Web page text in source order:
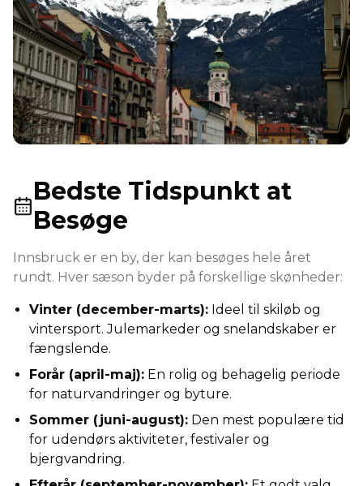
Bedste Tidspunkt at
Besøge
Innsbruck er en by, der kan besøges hele året
rundt. Hver sæson byder på forskellige skønheder:
Vinter (december-marts): Ideel til skiløb og
vintersport. Julemarkeder og snelandskaber er
fængslende.
Forår (april-maj): En rolig og behagelig periode
for naturvandringer og byture.
Sommer (juni-august): Den mest populære tid
for udendørs aktiviteter, festivaler og
bjergvandring.